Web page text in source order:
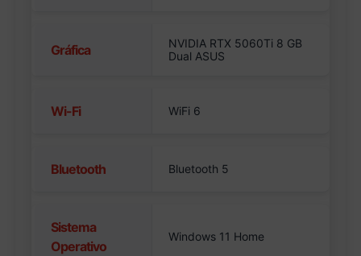
Gráfica
NVIDIA RTX 5060Ti 8 GB
Dual ASUS
Wi-Fi WiFi 6
Bluetooth Bluetooth 5
Sistema
Operativo
Windows 11 Home